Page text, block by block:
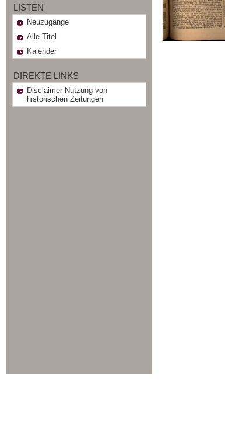
LISTEN
Neuzugänge
Alle Titel
Kalender
DIREKTE LINKS
Disclaimer Nutzung von
historischen Zeitungen